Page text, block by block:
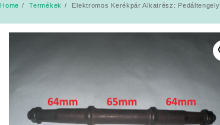
Home Termékek Elektromos Kerékpár Alkatrész: